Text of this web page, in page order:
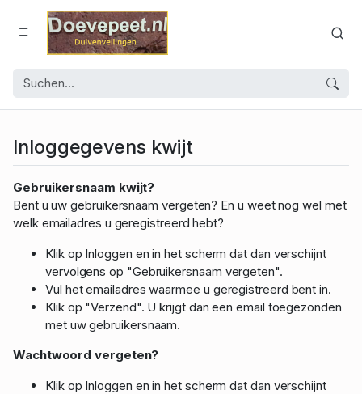
Inloggegevens kwijt
Gebruikersnaam kwijt?
Bent u uw gebruikersnaam vergeten? En u weet nog wel met
welk emailadres u geregistreerd hebt?
Klik op Inloggen en in het scherm dat dan verschijnt
vervolgens op "Gebruikersnaam vergeten".
Vul het emailadres waarmee u geregistreerd bent in.
Klik op "Verzend". U krijgt dan een email toegezonden
met uw gebruikersnaam.
Wachtwoord vergeten?
Klik op Inloggen en in het scherm dat dan verschijnt